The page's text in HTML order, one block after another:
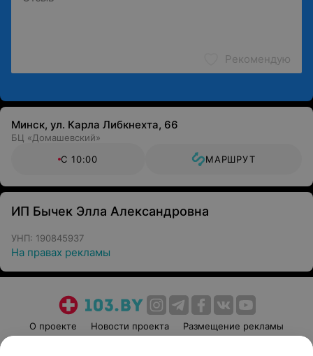
Рекомендую
Минск, ул. Карла Либкнехта, 66
БЦ «Домашевский»
С 10:00
МАРШРУТ
ИП Бычек Элла Александровна
УНП: 190845937
На правах рекламы
О проекте Новости проекта
Размещение рекламы